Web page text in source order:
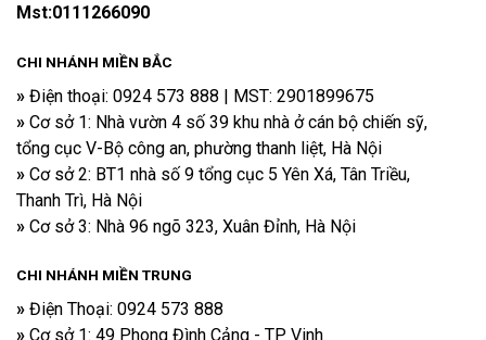
Mst:0111266090
CHI NHÁNH MIỀN BẮC
»Điện thoại​: 0924 573 888 | MST: 2901899675
»Cơ sở 1: Nhà vườn 4 số 39 khu nhà ở cán bộ chiến sỹ,
tổng cục V-Bộ công an, phường thanh liệt, Hà Nội
»Cơ sở 2: BT1 nhà số 9 tổng cục 5 Yên Xá, Tân Triều,
Thanh Trì, Hà Nội
»Cơ sở 3: Nhà 96 ngõ 323, Xuân Đỉnh, Hà Nội
CHI NHÁNH MIỀN TRUNG
»Điện Thoại: 0924 573 888
»Cơ sở 1: 49 Phong Đình Cảng - TP Vinh